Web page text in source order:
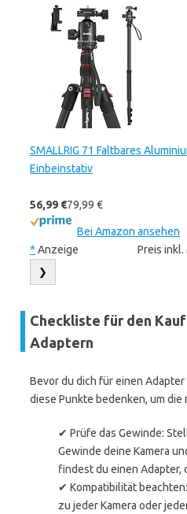
SMALLRIG 71 Faltbares
Einbeinstativ
56,99 €79,99 €
Bei Amazon ansehen
* Anzeige Preis
❯
Checkliste für den
Adaptern
Bevor du dich für einen
diese Punkte bedenken, um
✔ Prüfe das Gewinde:
Gewinde deine Kamera
findest du einen Adapter,
✔ Kompatibilität
zu jeder Kamera oder